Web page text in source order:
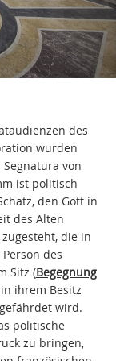
des
wurden
von
ist politisch
den Gott in
des Alten
die in
des
Sitz (Begegnung
ihrem Besitz
wird.
politische
zu bringen,